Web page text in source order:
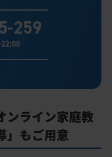
259
ンライン家庭教
」もご用意